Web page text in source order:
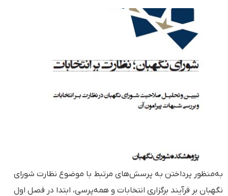
به‌منظور پرداختن به پرسش‌های مرتبط با موضوع نظارت شورای
نگهبان بر فرآیند برگزاری انتخابات و همه‌پرسی، ابتدا در فصل اول